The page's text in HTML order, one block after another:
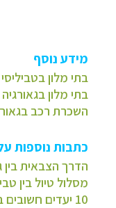
מידע נוסף
בתי מלון בטביליסי
בתי מלון בגאורגיה
השכרת רכב
כתבות נוספות
הדרך הצבאית בין
מסלול טיול בין
10 יעדים חשובים בגאורגיה